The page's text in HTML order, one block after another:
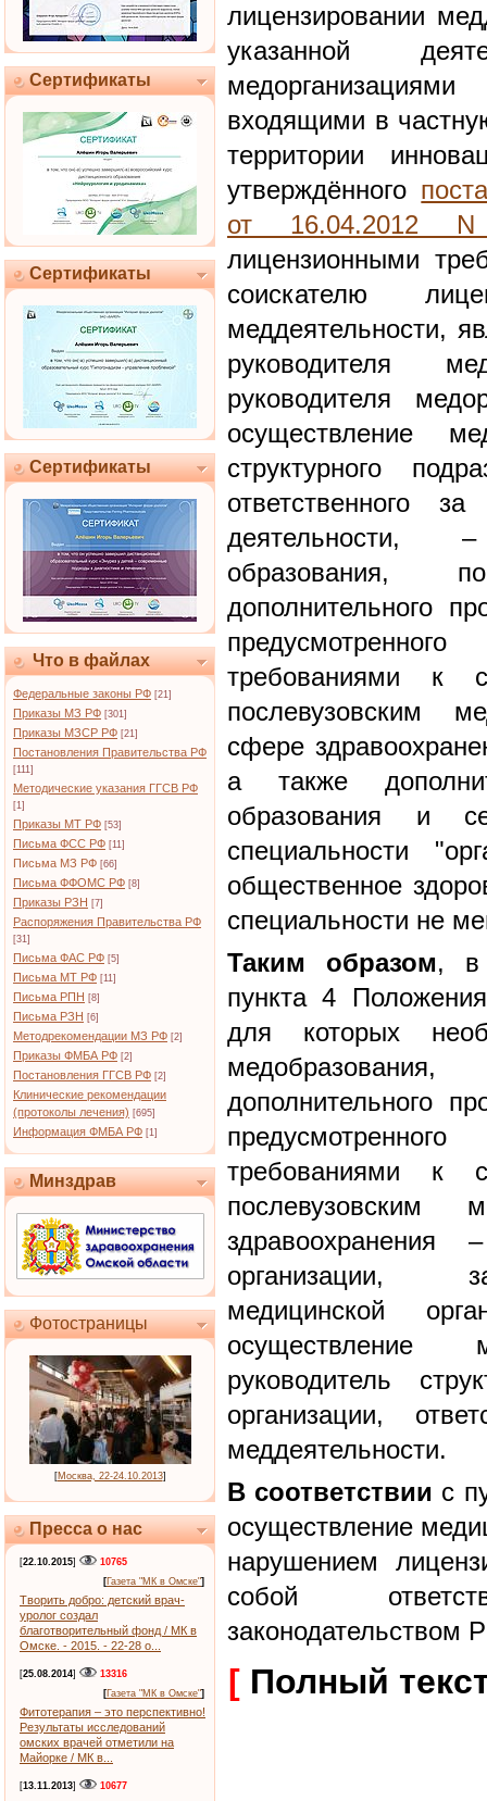
Сертификаты
Сертификаты
Сертификаты
Что в файлах
Федеральные законы РФ [21]
Приказы МЗ РФ [301]
Приказы МЗСР РФ [21]
Постановления Правительства РФ
[111]
Методические указания ГГСВ РФ
[1]
Приказы МТ РФ [53]
Письма ФСС РФ [11]
Письма МЗ РФ [66]
Письма ФФОМС РФ [8]
Приказы РЗН [7]
Распоряжения Правительства РФ
[31]
Письма ФАС РФ [5]
Письма МТ РФ [11]
Письма РПН [8]
Письма РЗН [6]
Методрекомендации МЗ РФ [2]
Приказы ФМБА РФ [2]
Постановления ГГСВ РФ [2]
Клинические рекомендации
(протоколы лечения) [695]
Информация ФМБА РФ [1]
Минздрав
Фотостраницы
[Москва, 22-24.10.2013]
Пресса о нас
[22.10.2015]
10765
[Газета "МК в Омске"]
Творить добро: детский врач-
уролог создал
благотворительный фонд / МК в
Омске. - 2015. - 22-28 о...
[25.08.2014]
13316
[Газета "МК в Омске"]
Фитотерапия – это перспективно!
Результаты исследований
омских врачей отметили на
Майорке / МК в...
[13.11.2013]
10677
лицензировании
указанной
входящими в
территории
утверждённого
от 16.04.2012
лицензионными
соискателю
меддеятельности,
руководителя
руководителя
осуществление
структурного
ответственного
деятельности,
образования,
дополнительного
требованиями к
послевузовским
сфере
а также
образования и
специальности
общественное
специальности не
Таким образом, в
пункта 4
для которых
дополнительного
требованиями к
послевузовским
здравоохранения
организации,
медицинской
осуществление
руководитель
организации,
меддеятельности.
В соответствии с
осуществление
нарушением
собой
законодательством
[ Полный